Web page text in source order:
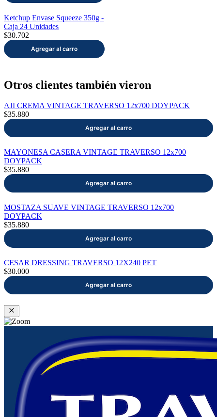
Ketchup Envase Squeeze 350g -
Caja 24 Unidades
$30.702
Otros clientes también vieron
AJI CREMA VINTAGE TRAVERSO 12x700 DOYPACK
$35.880
MAYONESA CASERA VINTAGE TRAVERSO 12x700
DOYPACK
$35.880
MOSTAZA SUAVE VINTAGE TRAVERSO 12x700
DOYPACK
$35.880
CESAR DRESSING TRAVERSO 12X240 PET
$30.000